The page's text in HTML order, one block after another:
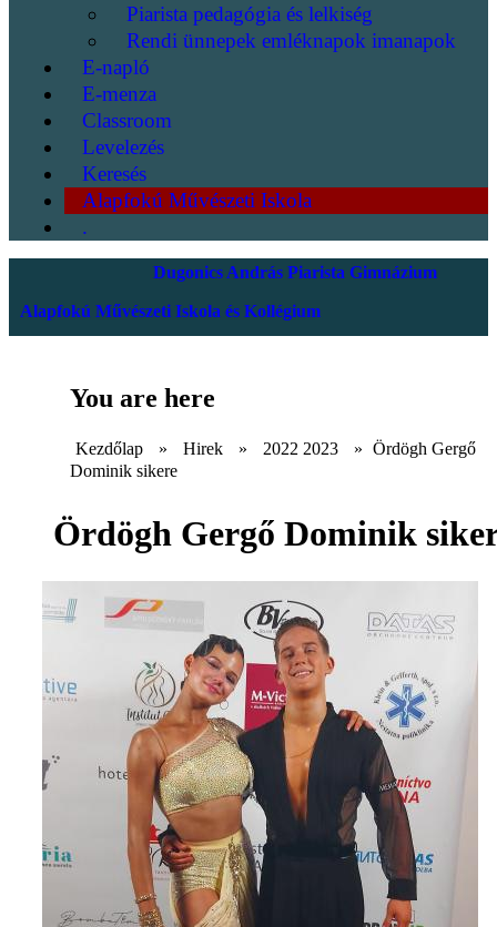
Piarista pedagógia és lelkiség
Rendi ünnepek emléknapok imanapok
E-napló
E-menza
Classroom
Levelezés
Keresés
Alapfokú Művészeti Iskola
.
Dugonics András Piarista Gimnázium
Alapfokú Művészeti Iskola és Kollégium
You are here
Kezdőlap » Hirek » 2022 2023 » Ördögh Gergő
Dominik sikere
Ördögh Gergő Dominik